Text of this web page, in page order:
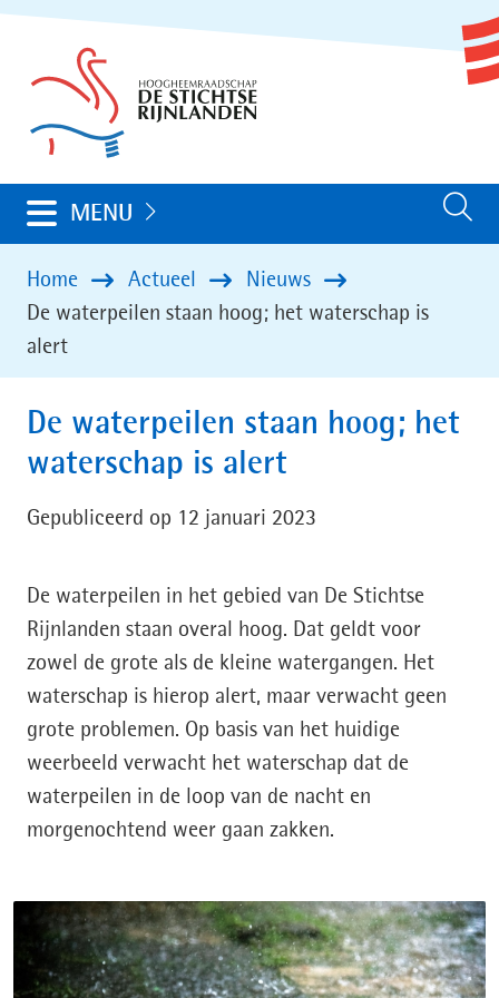
MENU Uitklappen Zoeken
Home Actueel
Nieuws
De waterpeilen staan hoog; het waterschap is
alert
De waterpeilen staan hoog; het
waterschap is alert
Gepubliceerd op 12 januari 2023
De waterpeilen in het gebied van De Stichtse
Rijnlanden staan overal hoog. Dat geldt voor
zowel de grote als de kleine watergangen. Het
waterschap is hierop alert, maar verwacht geen
grote problemen. Op basis van het huidige
weerbeeld verwacht het waterschap dat de
waterpeilen in de loop van de nacht en
morgenochtend weer gaan zakken.